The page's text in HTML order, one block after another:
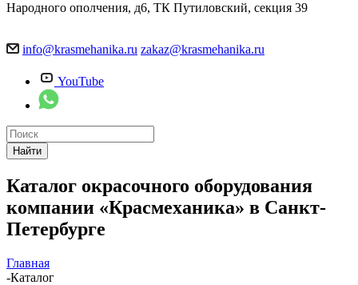
Народного ополчения, д6, ТК Путиловский, секция 39
info@krasmehanika.ru zakaz@krasmehanika.ru
YouTube
Найти
Каталог окрасочного оборудования
компании «Красмеханика» в Санкт-
Петербурге
Главная
-Каталог